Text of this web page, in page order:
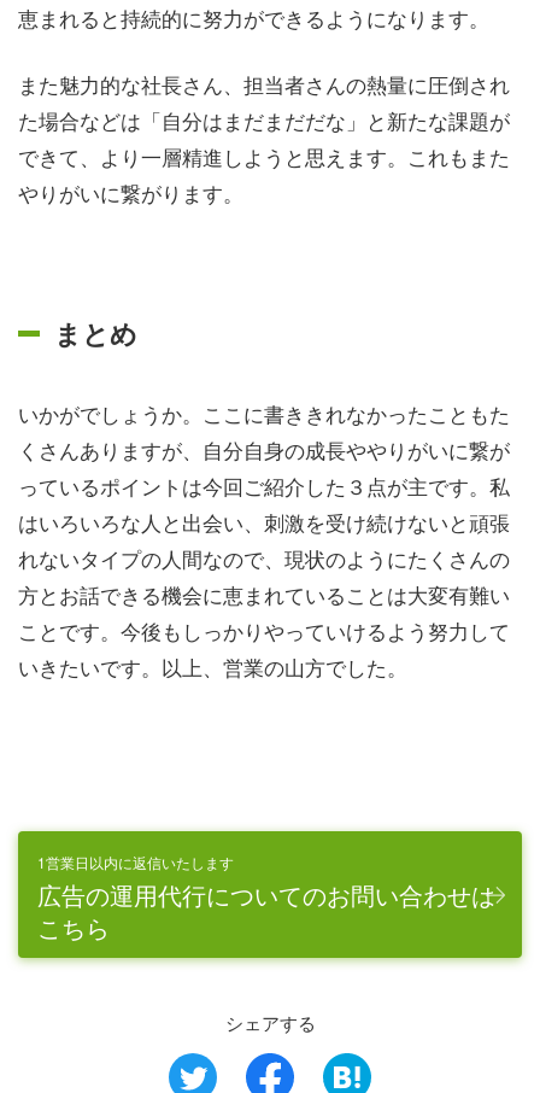
恵まれると持続的に努力ができるようになります。
また魅力的な社長さん、担当者さんの熱量に圧倒され
た場合などは「自分はまだまだだな」と新たな課題が
できて、より一層精進しようと思えます。これもまた
やりがいに繋がります。
まとめ
いかがでしょうか。ここに書ききれなかったこともた
くさんありますが、自分自身の成長ややりがいに繋が
っているポイントは今回ご紹介した３点が主です。私
はいろいろな人と出会い、刺激を受け続けないと頑張
れないタイプの人間なので、現状のようにたくさんの
方とお話できる機会に恵まれていることは大変有難い
ことです。今後もしっかりやっていけるよう努力して
いきたいです。以上、営業の山方でした。
1営業日以内に返信いたします
広告の運用代行についてのお問い合わせは
こちら
シェアする